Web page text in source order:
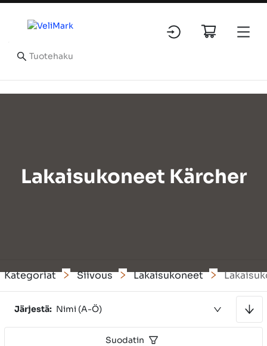
Lakaisukoneet Kärcher
Kategoriat Siivous Lakaisukoneet
Järjestä: Nimi (A-Ö)
Suodatin